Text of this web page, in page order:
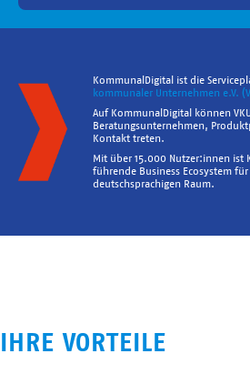
KommunalDigital ist die
kommunaler Unternehmen e.V.
Auf KommunalDigital können
Beratungsunternehmen,
Kontakt treten.
Mit über 15.000 Nutzer:innen ist
führende Business Ecosystem
deutschsprachigen Raum.
IHRE VORTEILE